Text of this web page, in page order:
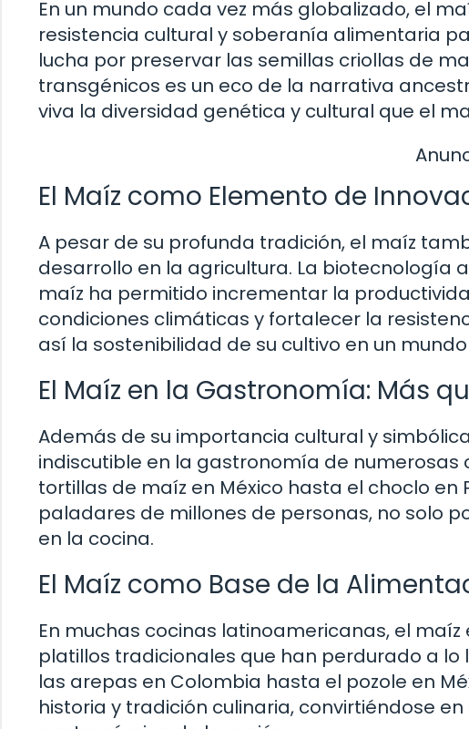
En un mundo cada vez más globalizado, el
resistencia cultural y soberanía alimentaria
lucha por preservar las semillas criollas de
transgénicos es un eco de la narrativa
viva la diversidad genética y cultural que el
El Maíz como Elemento de
A pesar de su profunda tradición, el maíz
desarrollo en la agricultura. La
maíz ha permitido incrementar la
condiciones climáticas y fortalecer la
así la sostenibilidad de su cultivo en un
El Maíz en la Gastronomía: Más
Además de su importancia cultural y
indiscutible en la gastronomía de
tortillas de maíz en México hasta el choclo
paladares de millones de personas, no solo
en la cocina.
El Maíz como Base de la
En muchas cocinas latinoamericanas, el
platillos tradicionales que han perdurado a
las arepas en Colombia hasta el pozole en
historia y tradición culinaria, convirtiéndose